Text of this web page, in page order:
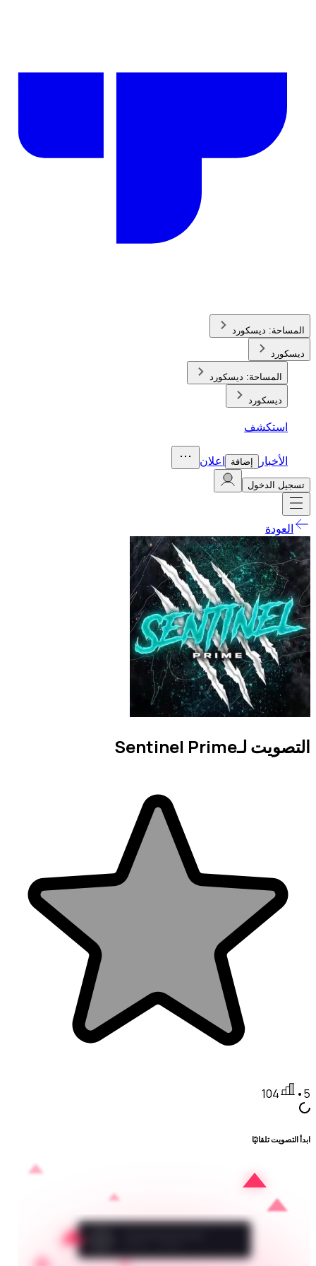
المساحة: ديسكورد
ديسكورد
المساحة: ديسكورد
ديسكورد
استكشف
الأخبار إضافة اعلان
تسجيل الدخول
العودة
التصويت لـSentinel Prime
5
•
104
ابدأ التصويت تلقائيًا